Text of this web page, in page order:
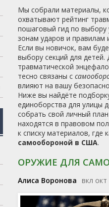
Мы собрали материалы,
охватывают рейтинг
пошаговый гид по выбору
зонам ударов и правилам
Если вы новичок, вам
выбору секций для
травматической
тесно связаны с
влияют на вашу
Ниже вы найдёте
единоборства для улицы
собрать свой личный
находятся в правовом
к списку материалов,
самообороной в США.
ОРУЖИЕ ДЛЯ
Алиса Воронова вкл